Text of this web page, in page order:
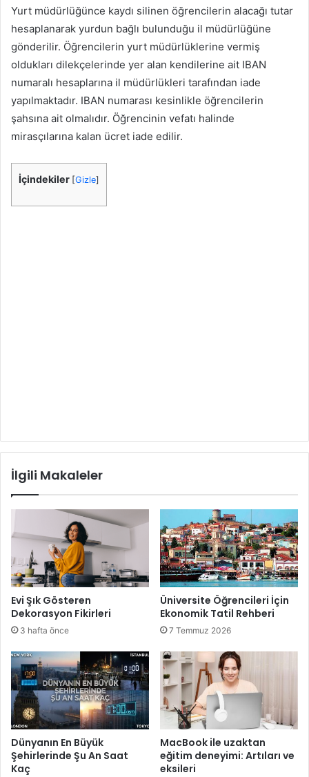
Yurt müdürlüğünce kaydı silinen öğrencilerin alacağı tutar
hesaplanarak yurdun bağlı bulunduğu il müdürlüğüne
gönderilir. Öğrencilerin yurt müdürlüklerine vermiş
oldukları dilekçelerinde yer alan kendilerine ait IBAN
numaralı hesaplarına il müdürlükleri tarafından iade
yapılmaktadır. IBAN numarası kesinlikle öğrencilerin
şahsına ait olmalıdır. Öğrencinin vefatı halinde
mirasçılarına kalan ücret iade edilir.
İçindekiler [Gizle]
İlgili Makaleler
Evi Şık Gösteren
Dekorasyon Fikirleri
3 hafta önce
Üniversite Öğrencileri İçin
Ekonomik Tatil Rehberi
7 Temmuz 2026
Dünyanın En Büyük
Şehirlerinde Şu An Saat
Kaç
MacBook ile uzaktan
eğitim deneyimi: Artıları ve
eksileri